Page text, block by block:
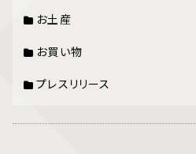
お土産
お買い物
プレスリリース